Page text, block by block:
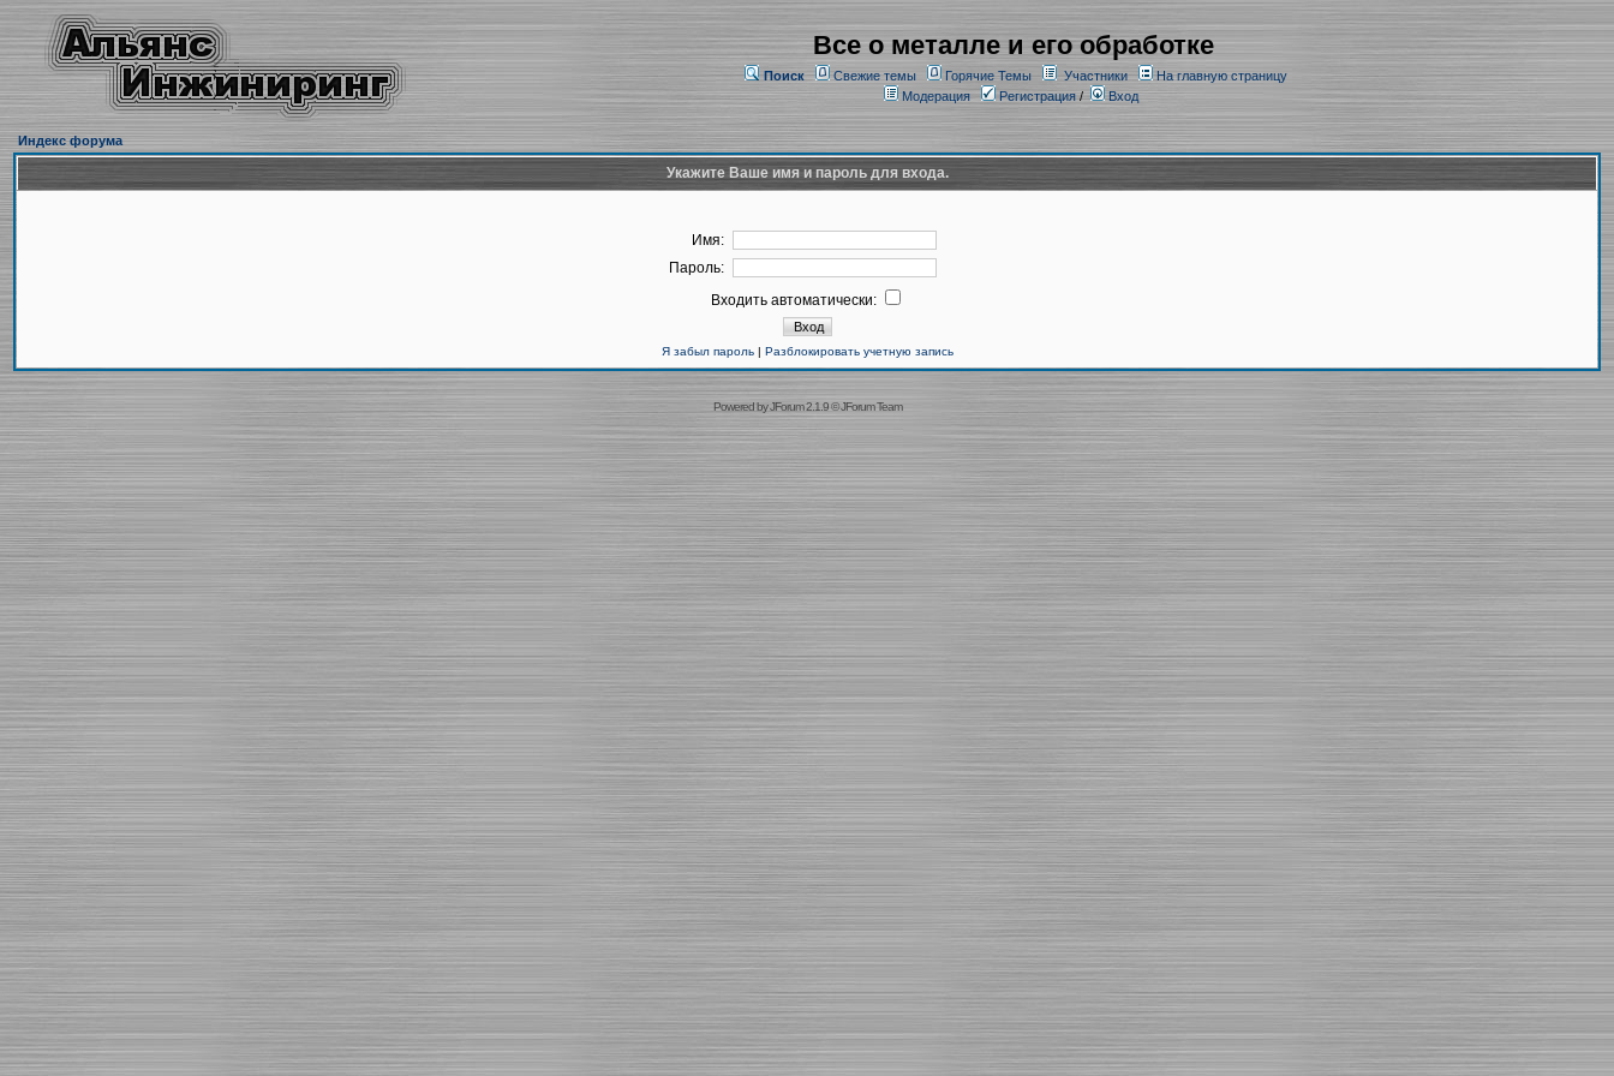
Все о металле и его обработке
Поиск Свежие темы Горячие Темы Участники
На главную страницу
Модерация
Регистрация/ Вход
Индекс форума
Укажите Ваше имя и пароль для входа.
Имя:
Пароль:
Входить автоматически:
Я забыл пароль| Разблокировать учетную запись
Powered byJForum 2.1.9©JForum Team